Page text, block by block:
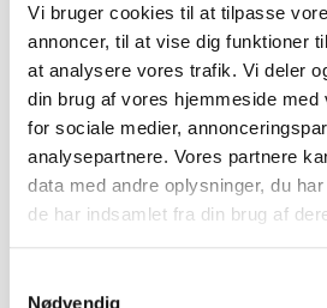
Vi bruger cookies til at tilpasse
annoncer, til at vise dig funktioner
at analysere vores trafik. Vi deler
din brug af vores hjemmeside med
for sociale medier,
analysepartnere. Vores partnere
data med andre oplysninger, du
de har indsamlet fra din brug af
Nødvendig
RELATEREDE VARER
-32%